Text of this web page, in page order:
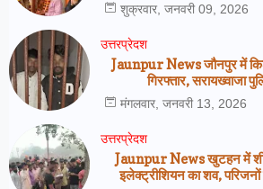
शुक्रवार, जनवरी 09, 2026
उत्तरप्रेदश
Jaunpur News जौनपुर में
गिरफ्तार, सरायख्वाजा
मंगलवार, जनवरी 13, 2026
उत्तरप्रेदश
Jaunpur News खुटहन में
इलेक्ट्रीशियन का शव,